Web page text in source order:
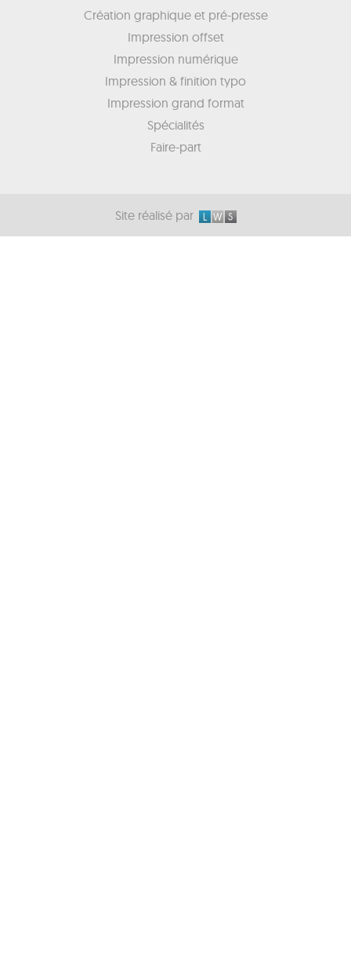
Création graphique et pré-presse
Impression offset
Impression numérique
Impression & finition typo
Impression grand format
Spécialités
Faire-part
Site réalisé par